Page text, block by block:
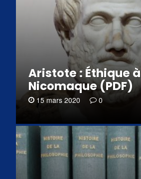
Aristote : Éthique à
Nicomaque (PDF)
15 mars 2020 0